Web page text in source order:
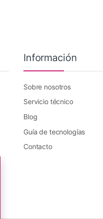
Información
Sobre nosotros
Servicio técnico
Blog
Guía de tecnologías
Contacto